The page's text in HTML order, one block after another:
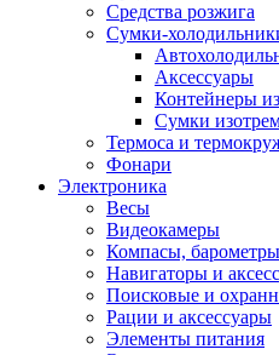
Средства розжига
Сумки-
Аксессуары
Контейнеры
Сумки
Термоса и
Фонари
Электроника
Весы
Видеокамеры
Компасы, барометры
Навигаторы и
Поисковые и
Рации и аксессуары
Элементы питания